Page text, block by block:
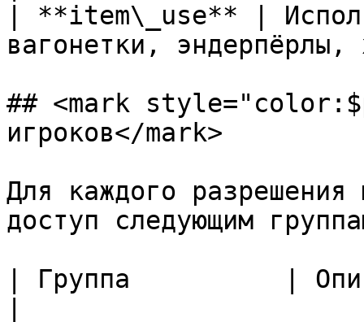
| **item\_use** |
вагонетки,
## <mark
игроков</mark>
Для каждого разрешения
доступ следующим
| Группа          |